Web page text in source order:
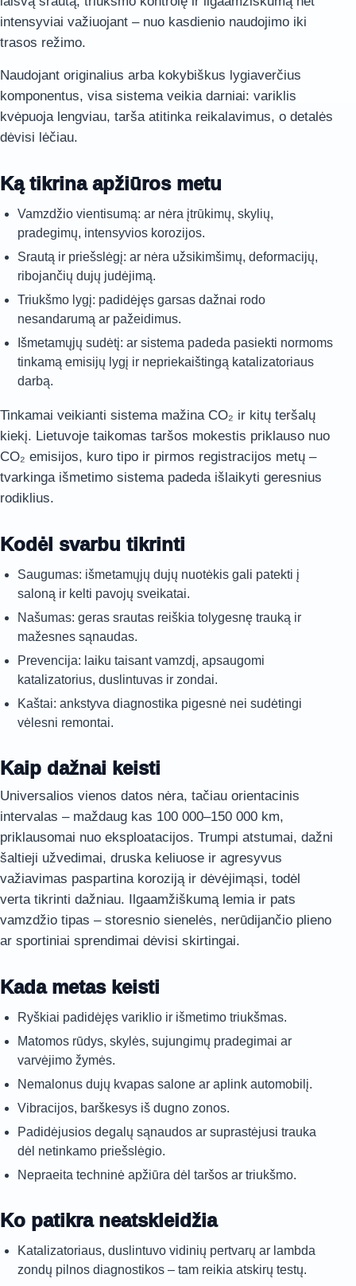
intensyviai važiuojant – nuo kasdienio naudojimo iki
trasos režimo.
Naudojant originalius arba kokybiškus lygiaverčius
komponentus, visa sistema veikia darniai: variklis
kvėpuoja lengviau, tarša atitinka reikalavimus, o detalės
dėvisi lėčiau.
Ką tikrina apžiūros metu
Vamzdžio vientisumą: ar nėra įtrūkimų, skylių,
pradegimų, intensyvios korozijos.
Srautą ir priešslėgį: ar nėra užsikimšimų, deformacijų,
ribojančių dujų judėjimą.
Triukšmo lygį: padidėjęs garsas dažnai rodo
nesandarumą ar pažeidimus.
Išmetamųjų sudėtį: ar sistema padeda pasiekti normoms
tinkamą emisijų lygį ir nepriekaištingą katalizatoriaus
darbą.
Tinkamai veikianti sistema mažina CO₂ ir kitų teršalų
kiekį. Lietuvoje taikomas taršos mokestis priklauso nuo
CO₂ emisijos, kuro tipo ir pirmos registracijos metų –
tvarkinga išmetimo sistema padeda išlaikyti geresnius
rodiklius.
Kodėl svarbu tikrinti
Saugumas: išmetamųjų dujų nuotėkis gali patekti į
saloną ir kelti pavojų sveikatai.
Našumas: geras srautas reiškia tolygesnę trauką ir
mažesnes sąnaudas.
Prevencija: laiku taisant vamzdį, apsaugomi
katalizatorius, duslintuvas ir zondai.
Kaštai: ankstyva diagnostika pigesnė nei sudėtingi
vėlesni remontai.
Kaip dažnai keisti
Universalios vienos datos nėra, tačiau orientacinis
intervalas – maždaug kas 100 000–150 000 km,
priklausomai nuo eksploatacijos. Trumpi atstumai, dažni
šaltieji užvedimai, druska keliuose ir agresyvus
važiavimas paspartina koroziją ir dėvėjimąsi, todėl
verta tikrinti dažniau. Ilgaamžiškumą lemia ir pats
vamzdžio tipas – storesnio sienelės, nerūdijančio plieno
ar sportiniai sprendimai dėvisi skirtingai.
Kada metas keisti
Ryškiai padidėjęs variklio ir išmetimo triukšmas.
Matomos rūdys, skylės, sujungimų pradegimai ar
varvėjimo žymės.
Nemalonus dujų kvapas salone ar aplink automobilį.
Vibracijos, barškesys iš dugno zonos.
Padidėjusios degalų sąnaudos ar suprastėjusi trauka
dėl netinkamo priešslėgio.
Nepraeita techninė apžiūra dėl taršos ar triukšmo.
Ko patikra neatskleidžia
Katalizatoriaus, duslintuvo vidinių pertvarų ar lambda
zondų pilnos diagnostikos – tam reikia atskirų testų.